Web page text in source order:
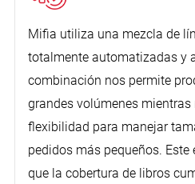
Mifia utiliza una mezcla de
totalmente automatizadas y
combinación nos permite
grandes volúmenes
flexibilidad para manejar
pedidos más pequeños.
que la cobertura de libros